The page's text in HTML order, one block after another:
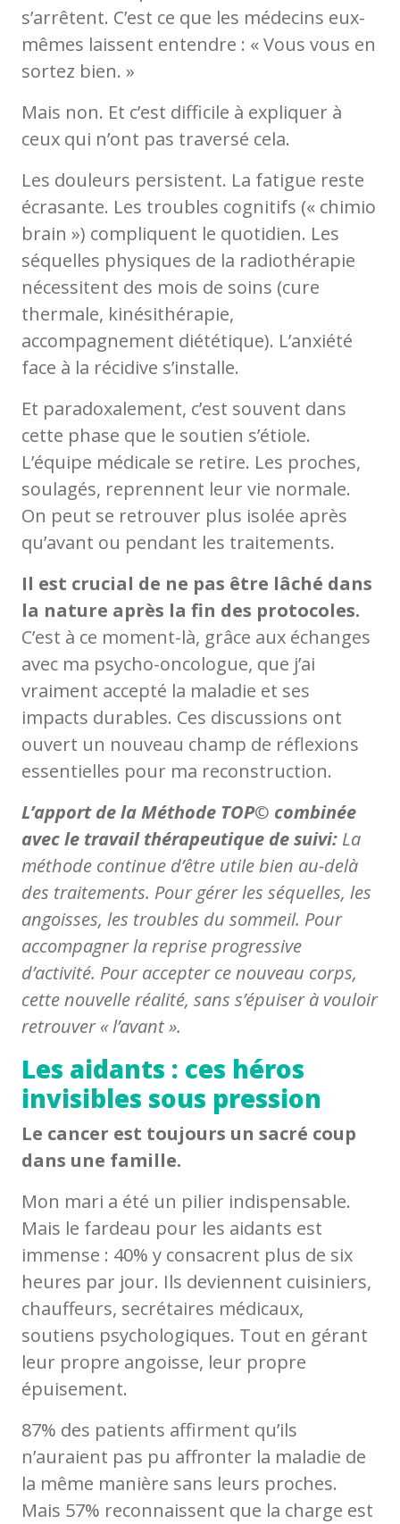
s’arrêtent. C’est ce que les médecins eux-
mêmes laissent entendre : « Vous vous en
sortez bien. »
Mais non. Et c’est difficile à expliquer à
ceux qui n’ont pas traversé cela.
Les douleurs persistent. La fatigue reste
écrasante. Les troubles cognitifs (« chimio
brain ») compliquent le quotidien. Les
séquelles physiques de la radiothérapie
nécessitent des mois de soins (cure
thermale, kinésithérapie,
accompagnement diététique). L’anxiété
face à la récidive s’installe.
Et paradoxalement, c’est souvent dans
cette phase que le soutien s’étiole.
L’équipe médicale se retire. Les proches,
soulagés, reprennent leur vie normale.
On peut se retrouver plus isolée après
qu’avant ou pendant les traitements.
Il est crucial de ne pas être lâché dans
la nature après la fin des protocoles.
C’est à ce moment-là, grâce aux échanges
avec ma psycho-oncologue, que j’ai
vraiment accepté la maladie et ses
impacts durables. Ces discussions ont
ouvert un nouveau champ de réflexions
essentielles pour ma reconstruction.
L’apport de la Méthode TOP© combinée
avec le travail thérapeutique de suivi: La
méthode continue d’être utile bien au-delà
des traitements. Pour gérer les séquelles, les
angoisses, les troubles du sommeil. Pour
accompagner la reprise progressive
d’activité. Pour accepter ce nouveau corps,
cette nouvelle réalité, sans s’épuiser à vouloir
retrouver « l’avant ».
Les aidants : ces héros
invisibles sous pression
Le cancer est toujours un sacré coup
dans une famille.
Mon mari a été un pilier indispensable.
Mais le fardeau pour les aidants est
immense : 40% y consacrent plus de six
heures par jour. Ils deviennent cuisiniers,
chauffeurs, secrétaires médicaux,
soutiens psychologiques. Tout en gérant
leur propre angoisse, leur propre
épuisement.
87% des patients affirment qu’ils
n’auraient pas pu affronter la maladie de
la même manière sans leurs proches.
Mais 57% reconnaissent que la charge est